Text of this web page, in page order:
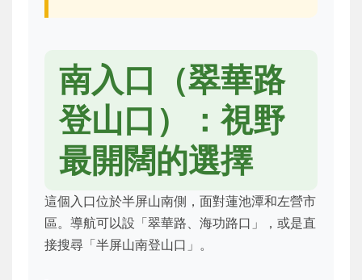
南入口（翠華路
登山口）：視野
最開闊的選擇
這個入口位於半屏山南側，面對蓮池潭和左營市
區。導航可以設「翠華路、海功路口」，或是直
接搜尋「半屏山南登山口」。